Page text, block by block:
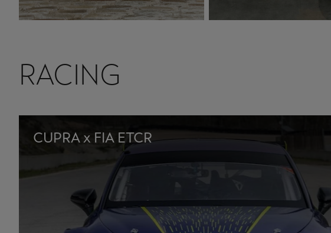
RACING
CUPRA x FIA ETCR